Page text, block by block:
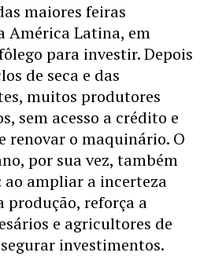
maiores feiras
América Latina, em
para investir. Depois
de seca e das
muitos produtores
sem acesso a crédito e
renovar o maquinário. O
por sua vez, também
ao ampliar a incerteza
produção, reforça a
e agricultores de
investimentos.